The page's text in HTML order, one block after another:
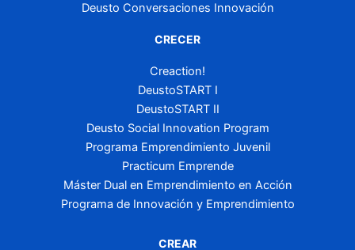
Deusto Conversaciones Innovación
CRECER
Creaction!
DeustoSTART I
DeustoSTART II
Deusto Social Innovation Program
Programa Emprendimiento Juvenil
Practicum Emprende
Máster Dual en Emprendimiento en Acción
Programa de Innovación y Emprendimiento
CREAR